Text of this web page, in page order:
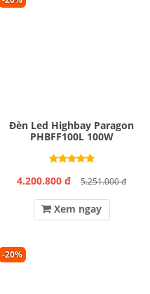
Đèn Led Highbay Paragon
PHBFF100L 100W
4.200.800 đ 5.251.000 đ
Xem ngay
-20%